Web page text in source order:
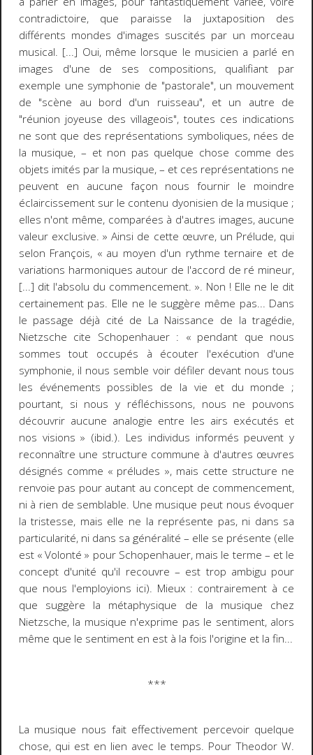
contradictoire, que paraisse la juxtaposition des
différents mondes d'images suscités par un morceau
musical. [...] Oui, même lorsque le musicien a parlé en
images d'une de ses compositions, qualifiant par
exemple une symphonie de "pastorale", un mouvement
de "scène au bord d'un ruisseau", et un autre de
"réunion joyeuse des villageois", toutes ces indications
ne sont que des représentations symboliques, nées de
la musique,– et non pas quelque chose comme des
objets imités par la musique,– et ces représentations ne
peuvent en aucune façon nous fournir le moindre
éclaircissement sur le contenu dyonisien de la musique ;
elles n'ont même, comparées à d'autres images, aucune
valeur exclusive. » Ainsi de cette œuvre, un Prélude, qui
selon François, « au moyen d'un rythme ternaire et de
variations harmoniques autour de l'accord de ré mineur,
[...] dit l'absolu du commencement. ». Non ! Elle ne le dit
certainement pas. Elle ne le suggère même pas... Dans
le passage déjà cité de La Naissance de la tragédie,
Nietzsche cite Schopenhauer : « pendant que nous
sommes tout occupés à écouter l'exécution d'une
symphonie, il nous semble voir défiler devant nous tous
les événements possibles de la vie et du monde ;
pourtant, si nous y réfléchissons, nous ne pouvons
découvrir aucune analogie entre les airs exécutés et
nos visions » (ibid.). Les individus informés peuvent y
reconnaître une structure commune à d'autres œuvres
désignés comme « préludes », mais cette structure ne
renvoie pas pour autant au concept de commencement,
ni à rien de semblable. Une musique peut nous évoquer
la tristesse, mais elle ne la représente pas, ni dans sa
particularité, ni dans sa généralité– elle se présente (elle
est « Volonté » pour Schopenhauer, mais le terme – et le
concept d'unité qu'il recouvre – est trop ambigu pour
que nous l'employions ici). Mieux : contrairement à ce
que suggère la métaphysique de la musique chez
Nietzsche, la musique n'exprime pas le sentiment, alors
même que le sentiment en est à la fois l'origine et la fin...
***
La musique nous fait effectivement percevoir quelque
chose, qui est en lien avec le temps. Pour Theodor W.